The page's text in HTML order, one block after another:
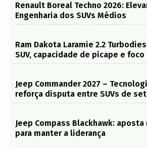
Renault Boreal Techno 2026:
Engenharia dos SUVs Médios
Ram Dakota Laramie 2.2
SUV, capacidade de picape e
Jeep Commander 2027 –
reforça disputa entre SUVs de
Jeep Compass Blackhawk:
para manter a liderança